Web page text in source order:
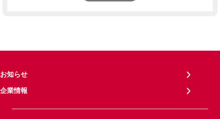
お知らせ
企業情報